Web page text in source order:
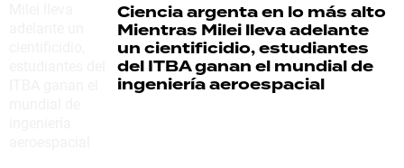
Ciencia argenta en lo más alto
Mientras Milei lleva adelante
un cientificidio, estudiantes
del ITBA ganan el mundial de
ingeniería aeroespacial